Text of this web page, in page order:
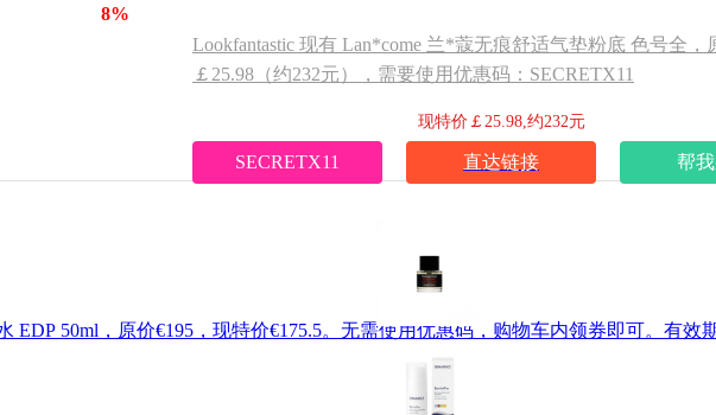
8%
Lookfantastic 现有 Lan*come 兰*蔻无痕舒适气垫粉底 色号全，
￡25.98（约232元），需要使用优惠码：SECRETX11
SECRETX11
现特价￡25.98,约232元
直达链接 帮
50ml，原价€195，现特价€175.5。无需使用优惠码，购物车内领券即可。有效